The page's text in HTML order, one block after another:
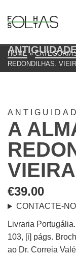
HOME »
REDONDILHAS.
A
€39.00
CONTACTE-
Livraria
103, [i] págs.
ao Dr. Correia